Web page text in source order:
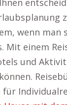
wenn
Mit einem
und
für